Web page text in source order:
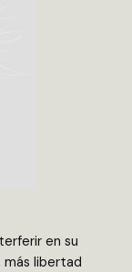
en su
más libertad